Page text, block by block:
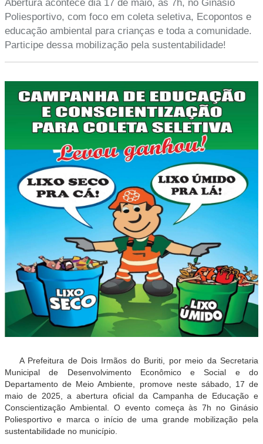
Abertura acontece dia 17 de maio, às 7h, no Ginásio
Poliesportivo, com foco em coleta seletiva, Ecopontos e
educação ambiental para crianças e toda a comunidade.
Participe dessa mobilização pela sustentabilidade!
A Prefeitura de Dois Irmãos do Buriti, por meio da Secretaria
Municipal de Desenvolvimento Econômico e Social e do
Departamento de Meio Ambiente, promove neste sábado, 17 de
maio de 2025, a abertura oficial da Campanha de Educação e
Conscientização Ambiental. O evento começa às 7h no Ginásio
Poliesportivo e marca o início de uma grande mobilização pela
sustentabilidade no município.